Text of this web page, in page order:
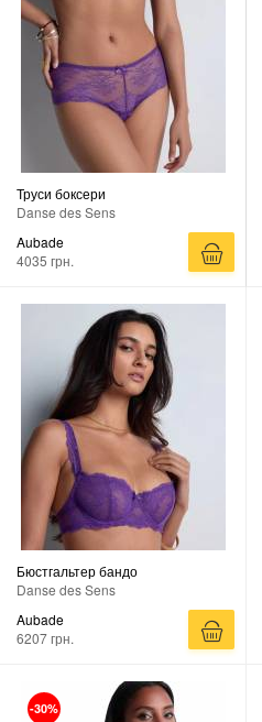
Труси боксери
Danse des Sens
Aubade
4035 грн.
Бюстгальтер бандо
Danse des Sens
Aubade
6207 грн.
-30%